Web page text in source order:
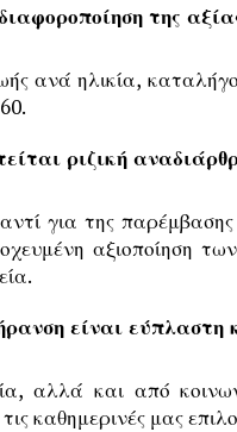
της
ανά ηλικία,
ριζική
για της παρέμβασης
αξιοποίηση
είναι
αλλά και από
καθημερινές μας